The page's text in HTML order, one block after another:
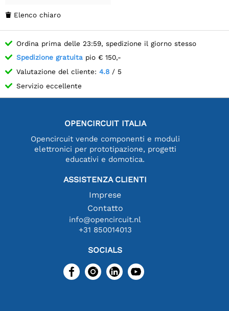
 Elenco chiaro
Ordina prima delle 23:59, spedizione il giorno stesso
Spedizione gratuita pio € 150,-
Valutazione del cliente: 4.8 / 5
Servizio eccellente
OPENCIRCUIT ITALIA
Opencircuit vende componenti e moduli
elettronici per prototipazione, progetti
educativi e domotica.
ASSISTENZA CLIENTI
Imprese
Contatto
info@opencircuit.nl
+31 850014013
SOCIALS